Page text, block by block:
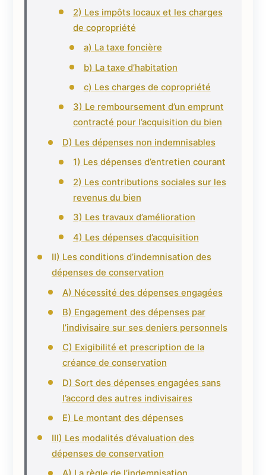
2) Les impôts locaux et les charges
de copropriété
a) La taxe foncière
b) La taxe d’habitation
c) Les charges de copropriété
3) Le remboursement d’un emprunt
contracté pour l’acquisition du bien
D) Les dépenses non indemnisables
1) Les dépenses d’entretien courant
2) Les contributions sociales sur les
revenus du bien
3) Les travaux d’amélioration
4) Les dépenses d’acquisition
II) Les conditions d’indemnisation des
dépenses de conservation
A) Nécessité des dépenses engagées
B) Engagement des dépenses par
l’indivisaire sur ses deniers personnels
C) Exigibilité et prescription de la
créance de conservation
D) Sort des dépenses engagées sans
l’accord des autres indivisaires
E) Le montant des dépenses
III) Les modalités d’évaluation des
dépenses de conservation